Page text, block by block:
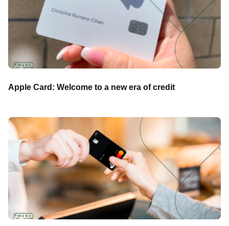
Apple Card: Welcome to a new era of credit